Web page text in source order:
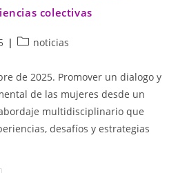
colectivas
noticias
de 2025. Promover un dialogo y
de las mujeres desde un
multidisciplinario que
desafíos y estrategias